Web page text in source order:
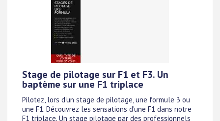
Stage de pilotage sur F1 et F3. Un
baptème sur une F1 triplace
Pilotez, lors d'un stage de pilotage, une formule 3 ou
une F1. Découvrez les sensations d'une F1 dans notre
F1 triplace. Un stage pilotage par des professionnels